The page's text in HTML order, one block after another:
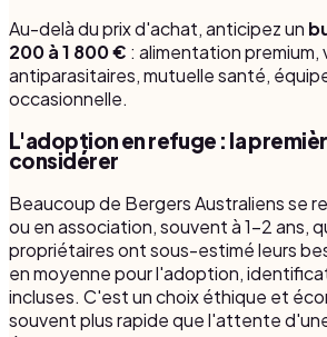
Au-delà du prix d'achat, anticipez un
200 à 1 800 € : alimentation premium,
antiparasitaires, mutuelle santé,
occasionnelle.
L'adoption en refuge : la
considérer
Beaucoup de Bergers Australiens se
ou en association, souvent à 1-2 ans,
propriétaires ont sous-estimé leurs
en moyenne pour l'adoption,
incluses. C'est un choix éthique et
souvent plus rapide que l'attente